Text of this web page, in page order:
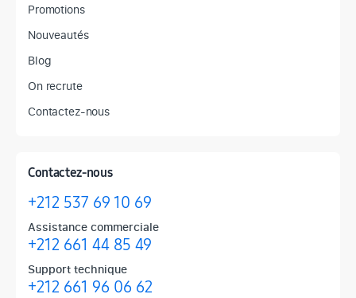
Promotions
Nouveautés
Blog
On recrute
Contactez-nous
Contactez-nous
+212 537 69 10 69
Assistance commerciale
+212 661 44 85 49
Support technique
+212 661 96 06 62